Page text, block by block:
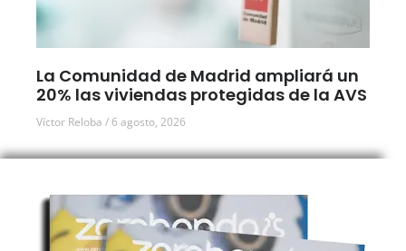
La Comunidad de Madrid ampliará un
20% las viviendas protegidas de la AVS
Víctor Reloba 6 agosto, 2026